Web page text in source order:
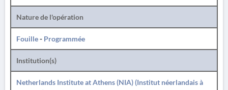
Nature de l'opération
Fouille- Programmée
Institution(s)
Netherlands Institute at Athens (NIA) (Institut néerlandais à